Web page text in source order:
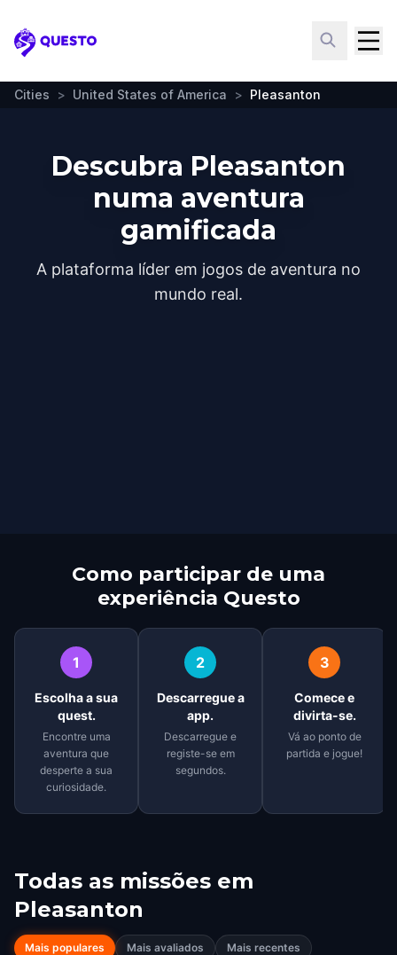
Questo
Cities > United States of America > Pleasanton
Descubra Pleasanton
numa aventura
gamificada
A plataforma líder em jogos de aventura no
mundo real.
Como participar de uma
experiência Questo
1
Escolha a sua
quest.
Encontre uma
aventura que
desperte a sua
curiosidade.
2
Descarregue a
app.
Descarregue e
registe-se em
segundos.
3
Comece e
divirta-se.
Vá ao ponto de
partida e jogue!
Todas as missões em
Pleasanton
Mais populares Mais avaliados
Mais recentes